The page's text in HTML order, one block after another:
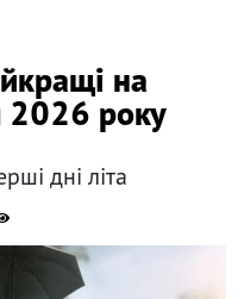
на
2026 року
дні літа